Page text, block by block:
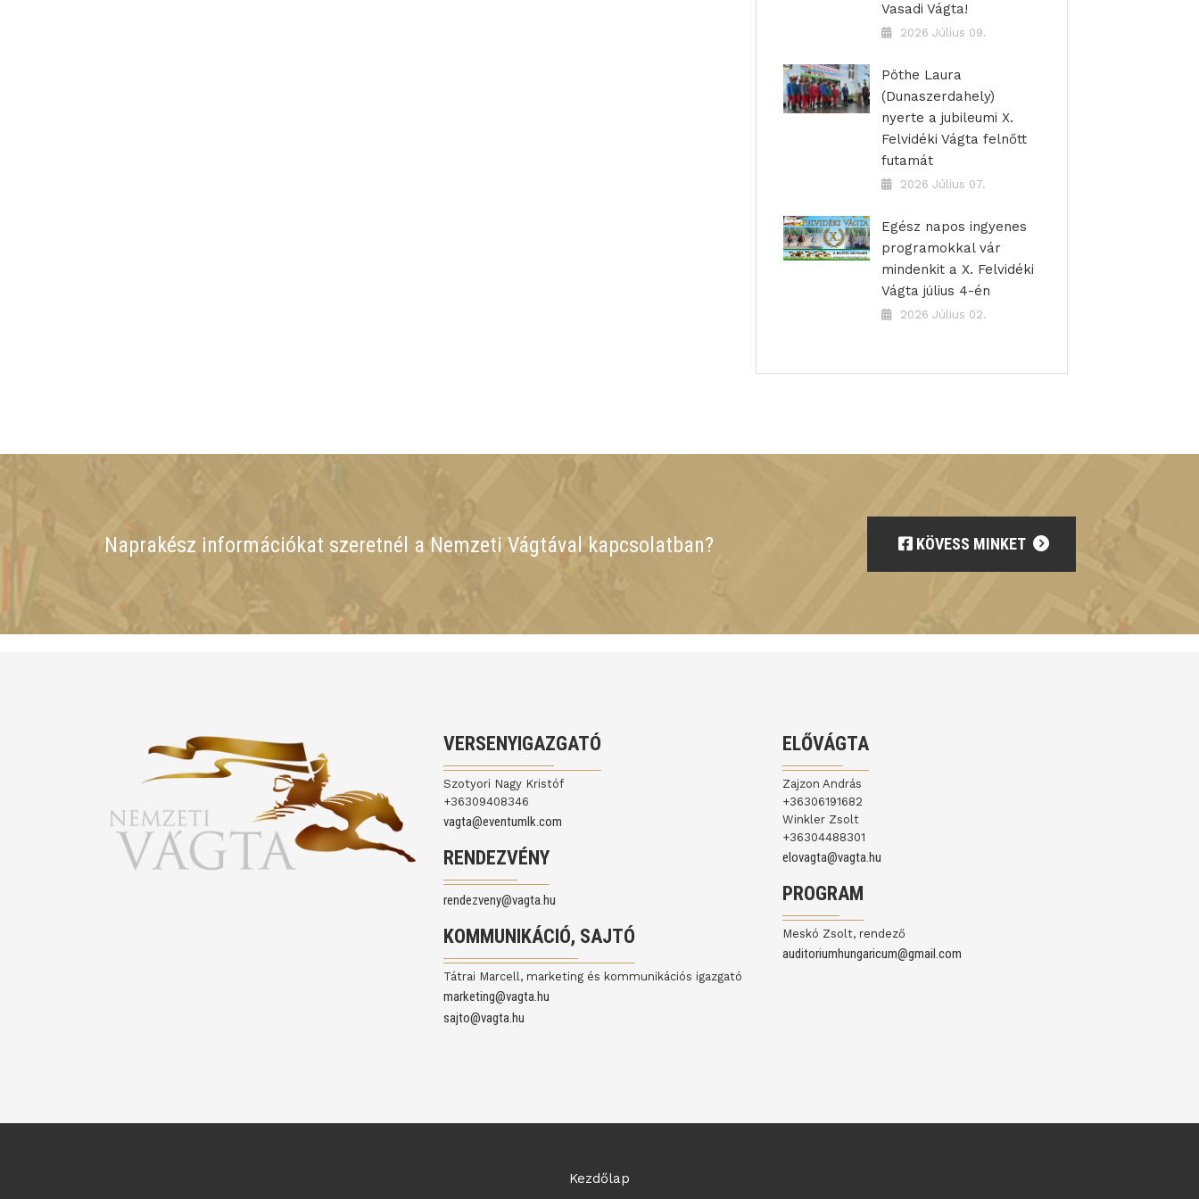
Vasadi Vágta!
2026 Július 09.
Pöthe Laura
(Dunaszerdahely)
nyerte a jubileumi X.
Felvidéki Vágta felnőtt
futamát
2026 Július 07.
Egész napos ingyenes
programokkal vár
mindenkit a X. Felvidéki
Vágta július 4-én
2026 Július 02.
Naprakész információkat szeretnél a Nemzeti Vágtával kapcsolatban? KÖVESS MINKET
VERSENYIGAZGATÓ
Szotyori Nagy Kristóf
+36309408346
vagta@eventumlk.com
RENDEZVÉNY
rendezveny@vagta.hu
KOMMUNIKÁCIÓ, SAJTÓ
Tátrai Marcell, marketing és kommunikációs igazgató
marketing@vagta.hu
sajto@vagta.hu
ELŐVÁGTA
Zajzon András
+36306191682
Winkler Zsolt
+36304488301
elovagta@vagta.hu
PROGRAM
Meskó Zsolt, rendező
auditoriumhungaricum@gmail.com
Kezdőlap